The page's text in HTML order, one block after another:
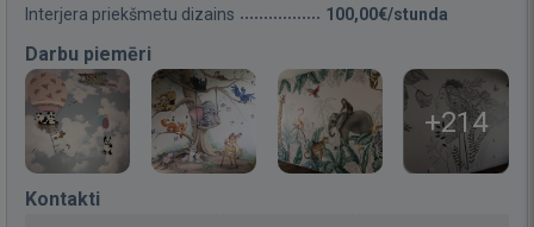
Interjera priekšmetu dizains 100,00€/stunda
Darbu piemēri
+214
Kontakti